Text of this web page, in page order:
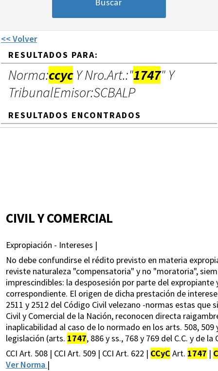
<< Volver
RESULTADOS PARA:
Norma:ccycY Nro.Art.:"1747" Y
TribunalEmisor:SCBALP
RESULTADOS ENCONTRADOS
CIVIL Y COMERCIAL
Expropiación - Intereses |
No debe confundirse el rédito previsto en materia
reviste naturaleza "compensatoria" y no "moratoria",
imprescindibles: la desposesión por parte del
correspondiente. El origen de dicha prestación de
2511 y 2512 del Código Civil velezano -normas estas
Civil y Comercial de la Nación, reconocen directa
inaplicabilidad al caso de lo normado en los arts. 508,
legislación (arts. 1747, 886 y ss., 768 y 769 del C.C. y de la
CCI Art. 508 | CCI Art. 509 | CCI Art. 622 | CCyC Art. 1747 |
Ver Norma |